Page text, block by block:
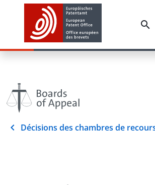
Décisions des chambres de